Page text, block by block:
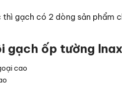
thì gạch có 2 dòng sản phẩm
gạch ốp tường Inax
cao